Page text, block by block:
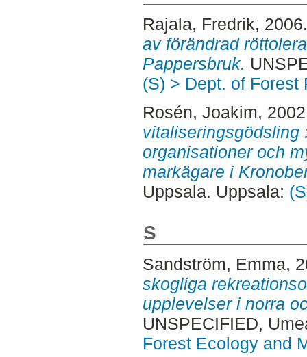
Rajala, Fredrik,
av förändrad
Pappersbruk.
(S) > Dept. of Forest
Rosén, Joakim,
vitaliseringsgödsling
organisationer och
markägare i
Uppsala. Uppsala:
S
Sandström, Emma,
skogliga
upplevelser i norra
UNSPECIFIED,
Forest Ecology and